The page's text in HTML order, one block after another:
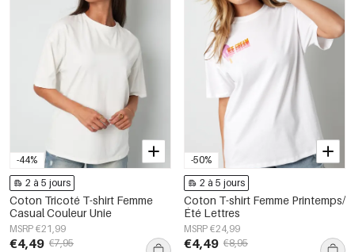
-44%
2 à 5 jours
Coton Tricoté T-shirt Femme
Casual Couleur Unie
MSRP €21,99
€4,49 €7,95
-50%
2 à 5 jours
Coton T-shirt Femme Printemps/
Été Lettres
MSRP €24,99
€4,49 €8,95